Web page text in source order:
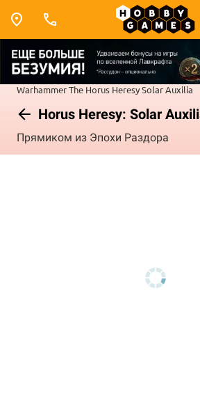
WarhammerThe Horus HeresySolar Auxilia
Horus Heresy: Solar
Прямиком из Эпохи Раздора